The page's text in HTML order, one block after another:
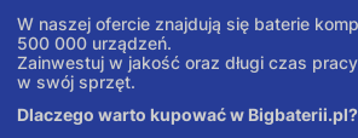
W naszej ofercie znajdują się baterie
500 000 urządzeń.
Zainwestuj w jakość oraz długi czas
w swój sprzęt.
Dlaczego warto kupować w Bigbaterii.pl?